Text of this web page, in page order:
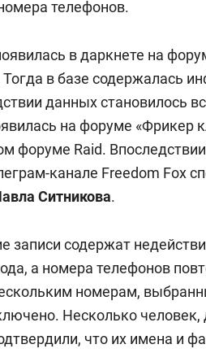
телефонов.
в даркнете на
в базе содержалась
данных становилось
на форуме «Фрикер
форуме Raid.
канале Freedom Fox
Ситникова.
записи содержат
а номера телефонов
номерам,
Несколько человек,
что их имена и